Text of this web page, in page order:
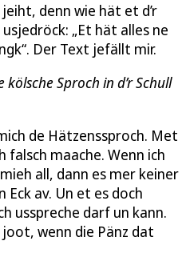
jeiht, denn wie hät et d’r
„Et hät alles ne
Der Text jefällt mir.
Sproch in d’r Schull
de Hätzenssproch. Met
falsch maache. Wenn ich
all, dann es mer keiner
Eck av. Un et es doch
usspreche darf un kann.
wenn die Pänz dat